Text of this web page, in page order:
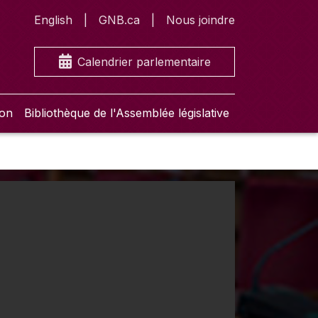
English GNB.ca Nous joindre
Calendrier parlementaire
Bibliothèque de l'Assemblée législative